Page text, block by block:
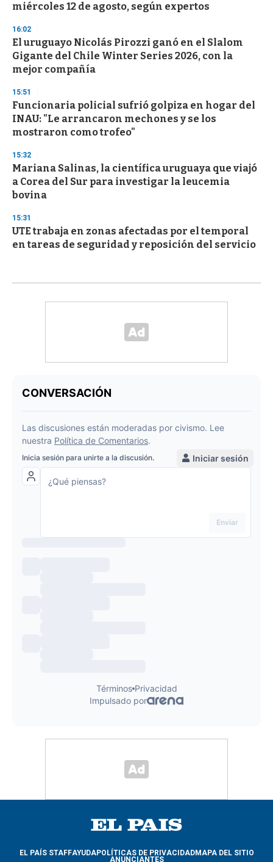
miércoles 12 de agosto, según expertos
16:02
El uruguayo Nicolás Pirozzi ganó en el Slalom
Gigante del Chile Winter Series 2026, con la
mejor compañía
15:51
Funcionaria policial sufrió golpiza en hogar del
INAU: "Le arrancaron mechones y se los
mostraron como trofeo"
15:32
Mariana Salinas, la científica uruguaya que viajó
a Corea del Sur para investigar la leucemia
bovina
15:31
UTE trabaja en zonas afectadas por el temporal
en tareas de seguridad y reposición del servicio
EL PAÍS STAFFAYUDAPOLÍTICAS DE PRIVACIDADMAPA DEL SITIO
ANUNCIANTES